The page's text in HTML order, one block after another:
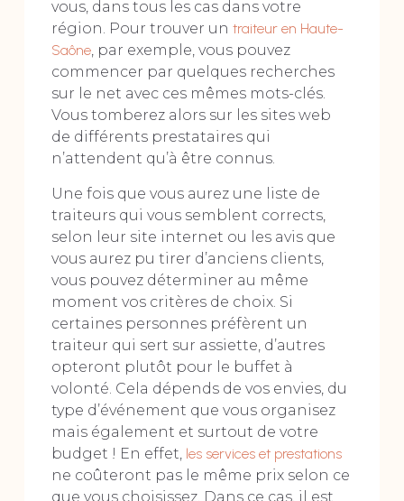
vous, dans tous les cas dans votre
région. Pour trouver un traiteur en Haute-
Saône, par exemple, vous pouvez
commencer par quelques recherches
sur le net avec ces mêmes mots-clés.
Vous tomberez alors sur les sites web
de différents prestataires qui
n’attendent qu’à être connus.
Une fois que vous aurez une liste de
traiteurs qui vous semblent corrects,
selon leur site internet ou les avis que
vous aurez pu tirer d’anciens clients,
vous pouvez déterminer au même
moment vos critères de choix. Si
certaines personnes préfèrent un
traiteur qui sert sur assiette, d’autres
opteront plutôt pour le buffet à
volonté. Cela dépends de vos envies, du
type d’événement que vous organisez
mais également et surtout de votre
budget ! En effet, les services et prestations
ne coûteront pas le même prix selon ce
que vous choisissez. Dans ce cas, il est